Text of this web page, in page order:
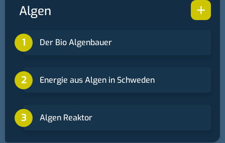
+
Algen
Der Bio Algenbauer
Energie aus Algen in Schweden
Algen Reaktor